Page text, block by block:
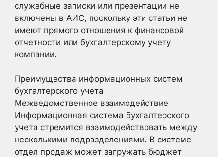
служебные записки или презентации не
включены в АИС, поскольку эти статьи не
имеют прямого отношения к финансовой
отчетности или бухгалтерскому учету
компании.
Преимущества информационных систем
бухгалтерского учета
Межведомственное взаимодействие
Информационная система бухгалтерского
учета стремится взаимодействовать между
несколькими подразделениями. В системе
отдел продаж может загружать бюджет